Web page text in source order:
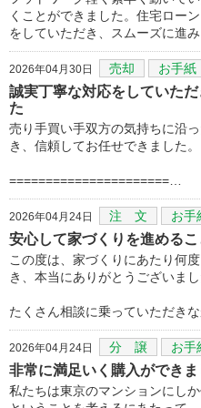
くことができました。住宅ロー
をしていただき、スムーズに進み
2026年04月30日 売却 お手紙
誠実丁寧な対応をしていた
た
売り手買い手双方の気持ちに沿
き、信頼してお任せできました。
======================…
2026年04月24日 注 文 お手
安心して家づくりを進める
この度は、家づくりにあたり何
き、本当にありがとうございまし
たくさん相談に乗っていただき
2026年04月24日 分 譲 お手
非常に満足いく購入ができま
私たちは東京のマンションにし